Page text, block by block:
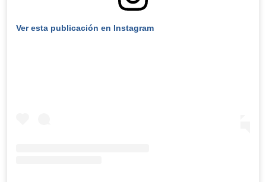
Ver esta publicación en Instagram